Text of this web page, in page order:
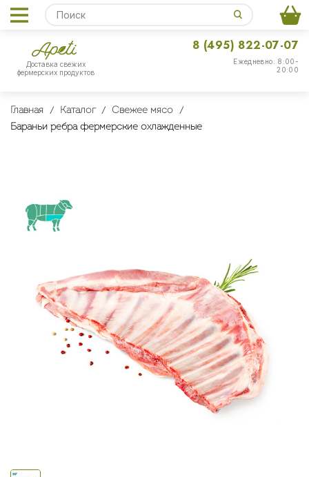
Доставка свежих
фермерских продуктов
Ежедневно: 8:00-
20:00
8 (495) 822-07-07
Главная Каталог
Свежее мясо
Бараньи ребра фермерские охлажденные